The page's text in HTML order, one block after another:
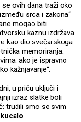
ovih dana traži oko
srca i zakona“
mogao biti
kaznu izdržava
kao dio svečarskoga
memoriranja,
ako je ispravno
kažnjavanje“.
u priču uključi i
izraz slatke boli
trudili smo se svim
.